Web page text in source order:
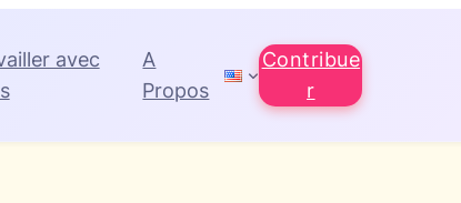
avec
A
Propos
Contribue
r